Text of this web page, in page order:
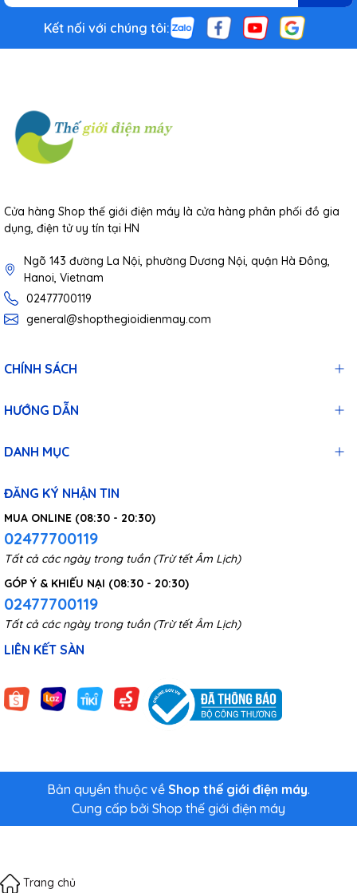
Kết nối với chúng tôi:
Cửa hàng Shop thế giới điện máy là cửa hàng phân phối đồ gia
dụng, điện tử uy tín tại HN
Ngõ 143 đường La Nội, phường Dương Nội, quận Hà Đông,
Hanoi, Vietnam
02477700119
general@shopthegioidienmay.com
CHÍNH SÁCH
HƯỚNG DẪN
DANH MỤC
ĐĂNG KÝ NHẬN TIN
MUA ONLINE (08:30 - 20:30)
02477700119
Tất cả các ngày trong tuần (Trừ tết Âm Lịch)
GÓP Ý & KHIẾU NẠI (08:30 - 20:30)
02477700119
Tất cả các ngày trong tuần (Trừ tết Âm Lịch)
LIÊN KẾT SÀN
Bản quyền thuộc về Shop thế giới điện máy.
Cung cấp bởi Shop thế giới điện máy
Trang chủ